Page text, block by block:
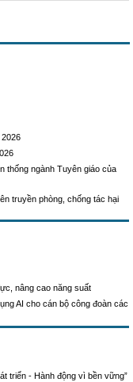
ngành Tuyên giáo của
truyền phòng, chống tác hại
Chỉ thị số 58/CT-TW ngày
về xác định, lựa chọn ngày
tổ chức bộ máy của hệ thống
mạnh thực hiện tìm kiếm, quy
lập Công đoàn Việt Nam
nâng cao năng suất
AI cho cán bộ công đoàn các
triển - Hành động vì bền vững”